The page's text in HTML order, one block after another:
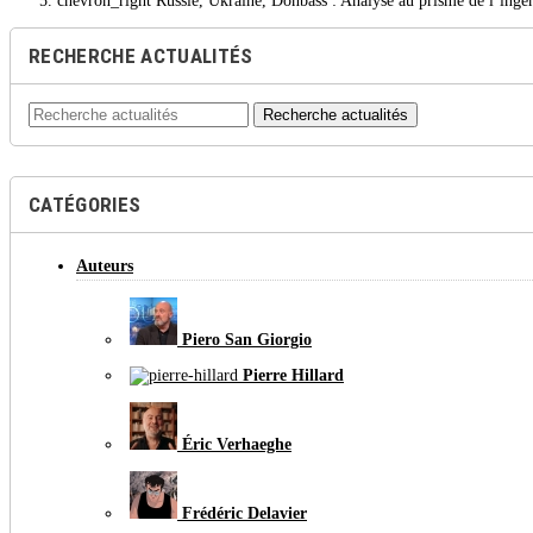
RECHERCHE ACTUALITÉS
Recherche actualités
CATÉGORIES
Auteurs
Piero San Giorgio
Pierre Hillard
Éric Verhaeghe
Frédéric Delavier